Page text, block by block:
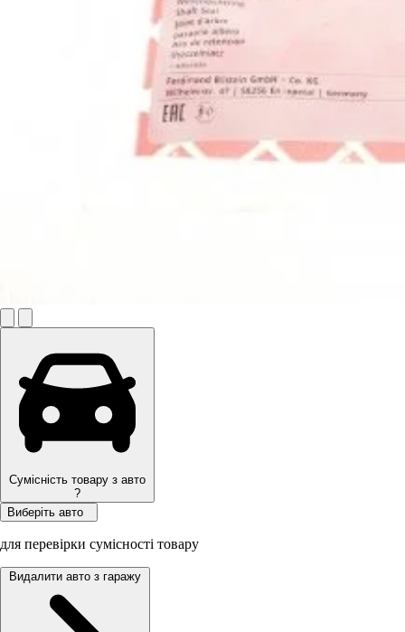
Сумісність товару з авто
?
Виберіть авто
для перевірки сумісності товару
Видалити авто з гаражу